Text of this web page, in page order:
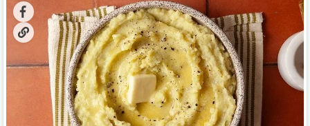
არსებობს რამდენიმე საიდუმლო, რომლებიც უნდა
იცოდეთ, რომ პიურე იდეალურად გემრიელი გამოვიდეს.